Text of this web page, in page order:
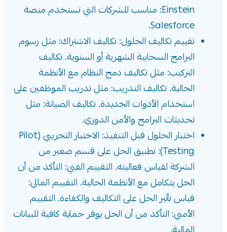
Einstein: مناسب للشركات التي تستخدم منصة
Salesforce.
تقييم تكاليف الحلول: تكاليف الاشتراك: مثل رسوم
البرامج السحابية الشهرية أو السنوية. تكاليف
التركيب: مثل تكاليف دمج النظام مع الأنظمة
الحالية. تكاليف التدريب: مثل تدريب الموظفين على
استخدام الأدوات الجديدة. تكاليف الصيانة: مثل
تحديثات البرامج والأمن الدوري.
اختبار الحلول قبل التنفيذ: الاختبار التجريبي (Pilot
Testing): تطبيق الحل على قسم صغير من
الشركة لقياس فعاليته. التقييم الفني: التأكد من أن
الحل يتكامل مع الأنظمة الحالية. التقييم المالي:
قياس تأثير الحل على التكاليف والكفاءة. التقييم
الأمني: التأكد من أن الحل يوفر حماية كافية للبيانات